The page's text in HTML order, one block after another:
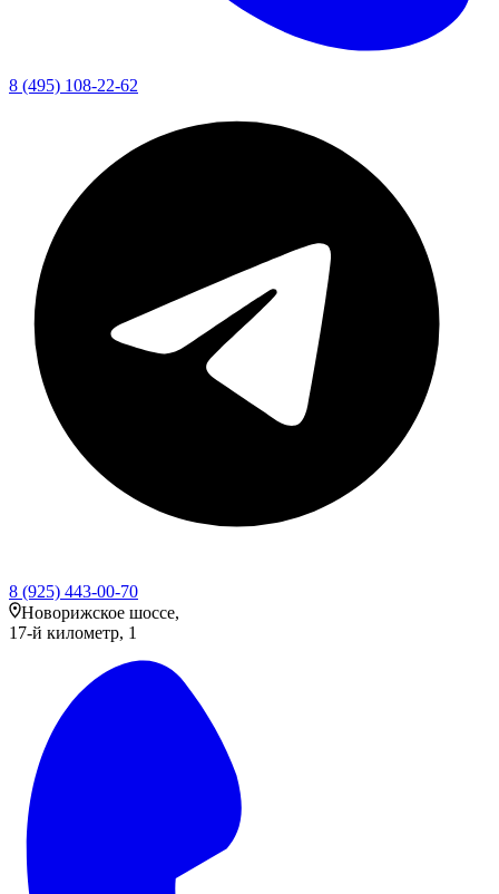
8 (495) 108-22-62
8 (925) 443-00-70
Новорижское шоссе,
17-й километр, 1